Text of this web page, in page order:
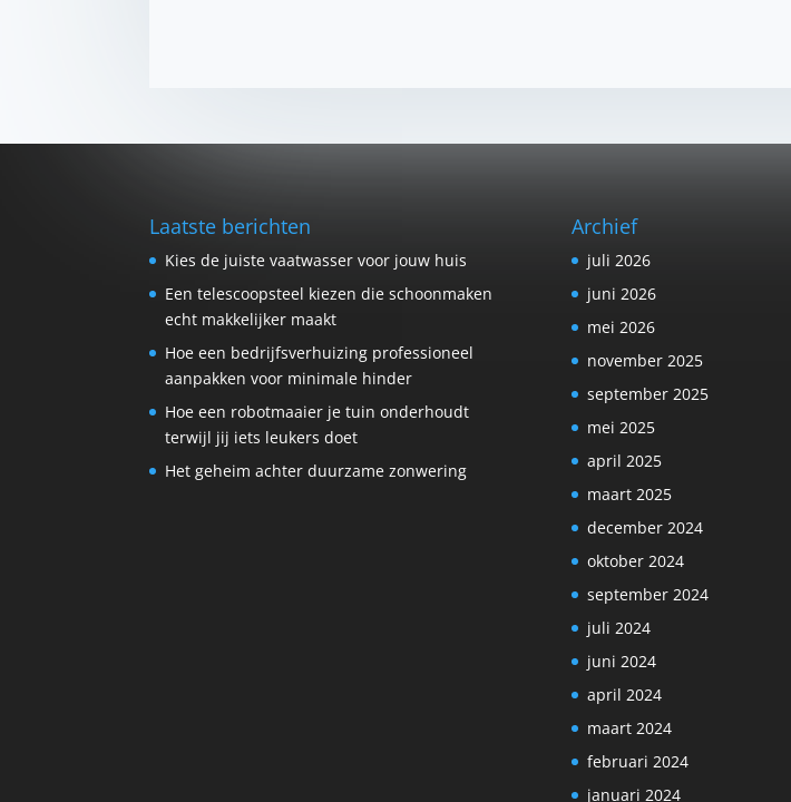
Laatste berichten
Kies de juiste vaatwasser voor jouw huis
Een telescoopsteel kiezen die schoonmaken
echt makkelijker maakt
Hoe een bedrijfsverhuizing professioneel
aanpakken voor minimale hinder
Hoe een robotmaaier je tuin onderhoudt
terwijl jij iets leukers doet
Het geheim achter duurzame zonwering
Archief
juli 2026
juni 2026
mei 2026
november 2025
september 2025
mei 2025
april 2025
maart 2025
december 2024
oktober 2024
september 2024
juli 2024
juni 2024
april 2024
maart 2024
februari 2024
januari 2024